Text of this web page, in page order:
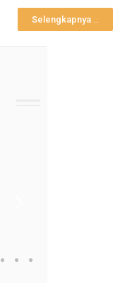
Selengkapnya ..